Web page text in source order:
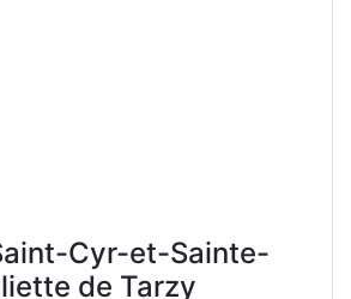
Cyr-et-Sainte-
de Tarzy